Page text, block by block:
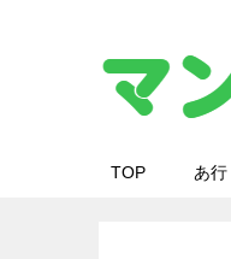
TOP あ行